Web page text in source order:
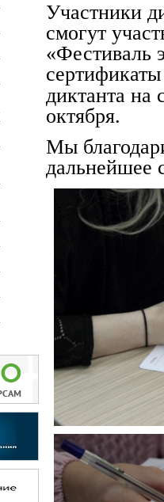
Участники
смогут
«Фестиваль
сертификаты
диктанта на
октября.
Мы
дальнейшее